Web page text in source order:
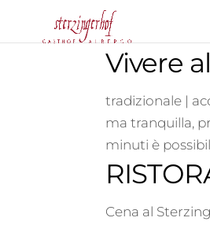
Vivere
tradizionale |
ma tranquilla,
minuti è
Cena al